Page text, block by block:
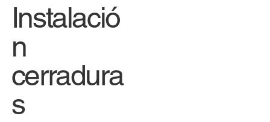
Instalació
n
cerradura
s